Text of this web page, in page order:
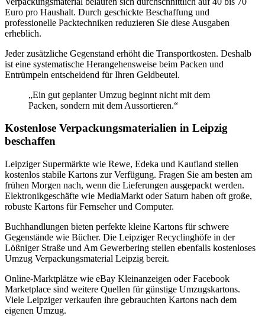
Euro pro Haushalt. Durch geschickte Beschaffung und
professionelle Packtechniken reduzieren Sie diese Ausgaben
erheblich.
Jeder zusätzliche Gegenstand erhöht die Transportkosten. Deshalb
ist eine systematische Herangehensweise beim Packen und
Entrümpeln entscheidend für Ihren Geldbeutel.
„Ein gut geplanter Umzug beginnt nicht mit dem
Packen, sondern mit dem Aussortieren.“
Kostenlose Verpackungsmaterialien in Leipzig
beschaffen
Leipziger Supermärkte wie Rewe, Edeka und Kaufland stellen
kostenlos stabile Kartons zur Verfügung. Fragen Sie am besten am
frühen Morgen nach, wenn die Lieferungen ausgepackt werden.
Elektronikgeschäfte wie MediaMarkt oder Saturn haben oft große,
robuste Kartons für Fernseher und Computer.
Buchhandlungen bieten perfekte kleine Kartons für schwere
Gegenstände wie Bücher. Die Leipziger Recyclinghöfe in der
Lößniger Straße und Am Gewerbering stellen ebenfalls kostenloses
Umzug Verpackungsmaterial Leipzig bereit.
Online-Marktplätze wie eBay Kleinanzeigen oder Facebook
Marketplace sind weitere Quellen für günstige Umzugskartons.
Viele Leipziger verkaufen ihre gebrauchten Kartons nach dem
eigenen Umzug.